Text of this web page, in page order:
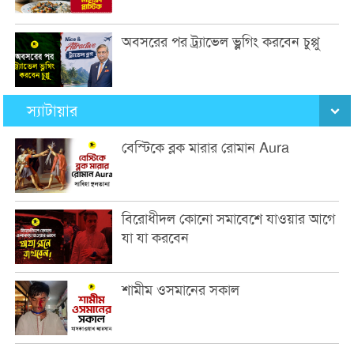
অবসরের পর ট্র্যাভেল ভ্লগিং করবেন চুপ্পু
স্যাটায়ার
বেস্টিকে ব্লক মারার রোমান Aura
বিরোধীদল কোনো সমাবেশে যাওয়ার আগে
যা যা করবেন
শামীম ওসমানের সকাল